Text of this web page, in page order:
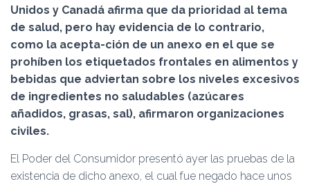
Ó
Unidos y Canadá afirma que da prioridad al tema
de salud, pero hay evidencia de lo contrario,
como la acepta-ción de un anexo en el que se
prohíben los etiquetados frontales en alimentos y
bebidas que adviertan sobre los niveles excesivos
de ingredientes no saludables (azúcares
añadidos, grasas, sal), afirmaron organizaciones
civiles.
El Poder del Consumidor presentó ayer las pruebas de la
existencia de dicho anexo, el cual fue negado hace unos